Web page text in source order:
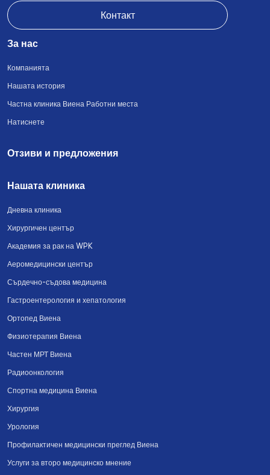
Контакт
За нас
Компанията
Нашата история
Частна клиника Виена Работни места
Натиснете
Отзиви и предложения
Нашата клиника
Дневна клиника
Хирургичен център
Академия за рак на WPK
Аеромедицински център
Сърдечно-съдова медицина
Гастроентерология и хепатология
Ортопед Виена
Физиотерапия Виена
Частен МРТ Виена
Радиоонкология
Спортна медицина Виена
Хирургия
Урология
Профилактичен медицински преглед Виена
Услуги за второ медицинско мнение